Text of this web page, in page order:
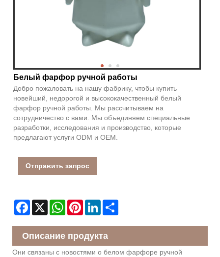
Белый фарфор ручной работы
Добро пожаловать на нашу фабрику, чтобы купить
новейший, недорогой и высококачественный белый
фарфор ручной работы. Мы рассчитываем на
сотрудничество с вами. Мы объединяем специальные
разработки, исследования и производство, которые
предлагают услуги ODM и OEM.
Отправить запрос
Facebook
X WhatsAppPinterestLinkedIn
Описание продукта
Они связаны с новостями о белом фарфоре ручной